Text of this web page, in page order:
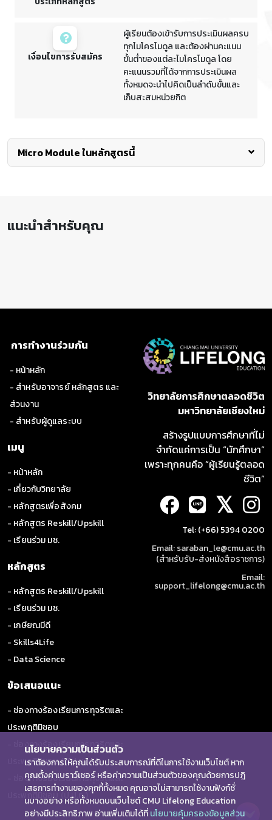
เงื่อนไขการรับสมัคร
ผู้เรียนต้องเข้ารับการประเมินผลครบ
ทุกไมโครโมดูล และต้องผ่านคะแนน
ขั้นต่ำของแต่ละไมโครโมดูล โดย
คะแนนรวมที่ได้จากการประเมินผล
ทั้งหมดจะนำไปคิดเป็นลำดับขั้นและ
เก็บสะสมหน่วยกิต
Micro Module ในหลักสูตรนี้
2. ผู้เรียนสามารถเปรียบเทียบนวัตกรรมดิจิทัลกับ
นวัตกรรมดั้งเดิม และวิเคราะห์วงจรชีวิตของนวัตกรรม
3. เพื่อให้ผู้เรียนเข้าใจแนวคิดและกลยุทธ์ในการขับเคลื่อน
นวัตกรรมและนำไปปรับใช้ในองค์กร
4. เพื่อให้ผู้เรียนสามารถวิเคราะห์กรณีศึกษาขององค์กรชั้น
นำและนำมาประยุกต์ใช้ในบริบทของตนเอง
พัฒนาความเชี่ยวชาญ
กระบวนการพัฒนานวัตกรรมดิจิทัลร่วมกับ
ปัญญาประดิษฐ์แบบรู้สร้าง
แนะนำสำหรับคุณ
การทำงานร่วมกัน
- หน้าหลัก
- สำหรับอาจารย์ หลักสูตร และ
ส่วนงาน
- สำหรับผู้ดูแลระบบ
เมนู
- หน้าหลัก
- เกี่ยวกับวิทยาลัย
- หลักสูตรเพื่อสังคม
- หลักสูตร Reskill/Upskill
- เรียนร่วม มช.
หลักสูตร
- หลักสูตร Reskill/Upskill
- เรียนร่วม มช.
- เกษียณมีดี
- Skills4Life
- Data Science
ข้อเสนอแนะ
- ช่องทางร้องเรียนการทุจริตและ
ประพฤติมิชอบ
- ช่องทางร้องเรียนการทุจริตและ
ประพฤติมิชอบ (ป.ป.ช.)
- ช่องทางร้องเรียนการทุจริตและ
ประพฤติมิชอบ (ป.ป.ท.)
วิทยาลัยการศึกษาตลอดชีวิต
มหาวิทยาลัยเชียงใหม่
สร้างรูปแบบการศึกษาที่ไม่
จำกัดแค่การเป็น “นักศึกษา”
เพราะทุกคนคือ “ผู้เรียนรู้ตลอด
ชีวิต”
𝕏
Tel: (+66) 5394 0200
Email: saraban_le@cmu.ac.th
(สำหรับรับ-ส่งหนังสือราชการ)
Email:
support_lifelong@cmu.ac.th
นโยบายความเป็นส่วนตัว
เราต้องการให้คุณได้รับประสบการณ์ที่ดีในการใช้งานเว็บไซต์ หาก
คุณตั้งค่าเบราว์เซอร์ หรือค่าความเป็นส่วนตัวของคุณด้วยการปฎิ
เสธการทำงานของคุกกี้ทั้งหมด คุณอาจไม่สามารถใช้งานฟังก์ชั่
นบางอย่าง หรือทั้งหมดบนเว็บไซต์ CMU Lifelong Education
อย่างมีประสิทธิภาพ อ่านเพิ่มเติมได้ที่นโยบายคุ้มครองข้อมูลส่วน